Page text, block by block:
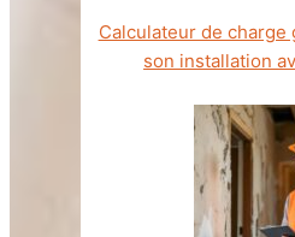
Calculateur de
son installation